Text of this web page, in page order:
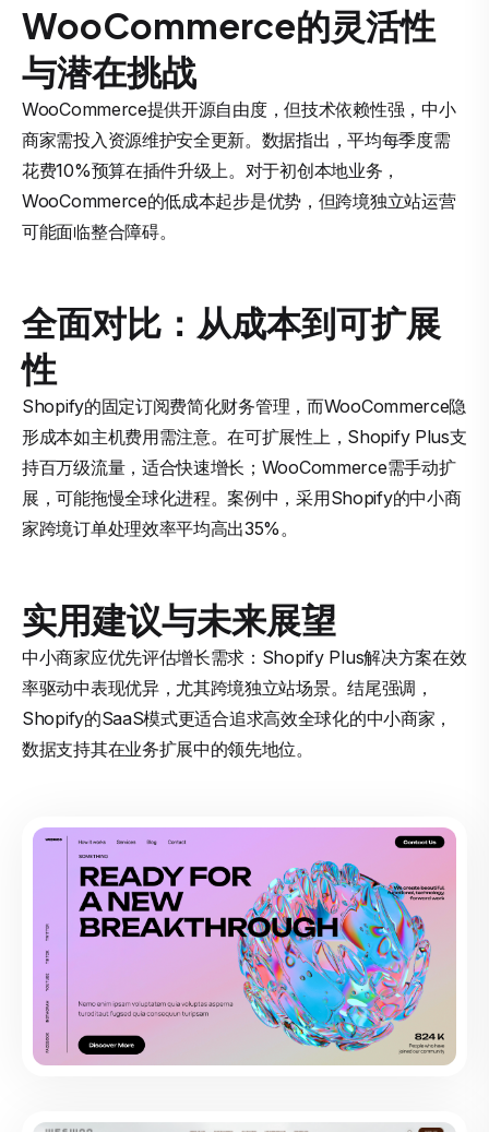
WooCommerce的灵活性
与潜在挑战
WooCommerce提供开源自由度，但技术依赖性强，中小
商家需投入资源维护安全更新。数据指出，平均每季度需
花费10%预算在插件升级上。对于初创本地业务，
WooCommerce的低成本起步是优势，但跨境独立站运营
可能面临整合障碍。
全面对比：从成本到可扩展
性
Shopify的固定订阅费简化财务管理，而WooCommerce隐
形成本如主机费用需注意。在可扩展性上，Shopify Plus支
持百万级流量，适合快速增长；WooCommerce需手动扩
展，可能拖慢全球化进程。案例中，采用Shopify的中小商
家跨境订单处理效率平均高出35%。
实用建议与未来展望
中小商家应优先评估增长需求：Shopify Plus解决方案在效
率驱动中表现优异，尤其跨境独立站场景。结尾强调，
Shopify的SaaS模式更适合追求高效全球化的中小商家，
数据支持其在业务扩展中的领先地位。